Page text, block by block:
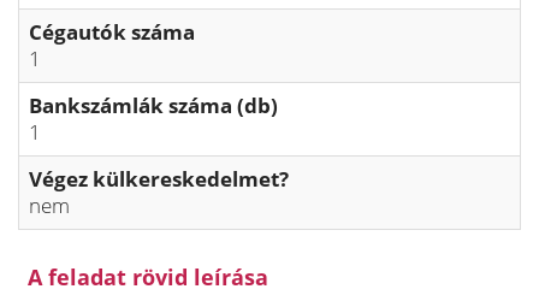
Cégautók száma
1
Bankszámlák száma (db)
1
Végez külkereskedelmet?
nem
A feladat rövid leírása